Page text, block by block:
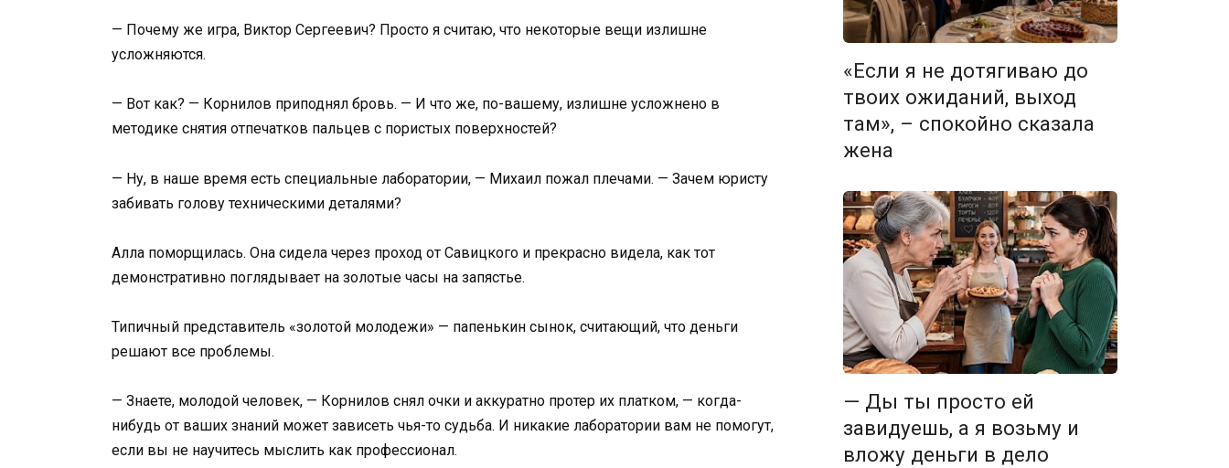
— Почему же игра, Виктор Сергеевич? Просто я считаю, что некоторые вещи излишне
усложняются.
— Вот как? — Корнилов приподнял бровь. — И что же, по-вашему, излишне усложнено в
методике снятия отпечатков пальцев с пористых поверхностей?
— Ну, в наше время есть специальные лаборатории, — Михаил пожал плечами. — Зачем юристу
забивать голову техническими деталями?
Алла поморщилась. Она сидела через проход от Савицкого и прекрасно видела, как тот
демонстративно поглядывает на золотые часы на запястье.
Типичный представитель «золотой молодежи» — папенькин сынок, считающий, что деньги
решают все проблемы.
— Знаете, молодой человек, — Корнилов снял очки и аккуратно протер их платком, — когда-
нибудь от ваших знаний может зависеть чья-то судьба. И никакие лаборатории вам не помогут,
если вы не научитесь мыслить как профессионал.
«Если я не дотягиваю до
твоих ожиданий, выход
там», – спокойно сказала
жена
— Ды ты просто ей
завидуешь, а я возьму и
вложу деньги в дело